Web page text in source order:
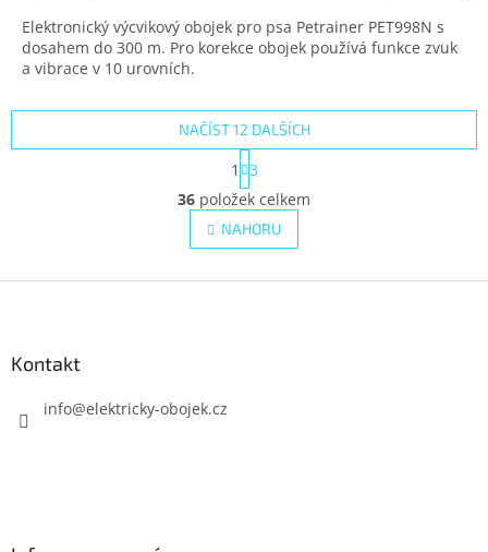
Elektronický výcvikový obojek pro psa Petrainer PET998N s
dosahem do 300 m. Pro korekce obojek používá funkce zvuk
a vibrace v 10 urovních.
O
v
l
á
NAČÍST 12 DALŠÍCH
S
t
r
á
n
k
v
1
3
36 položek celkem
NAHORU
Kontakt
info@elektricky-obojek.cz